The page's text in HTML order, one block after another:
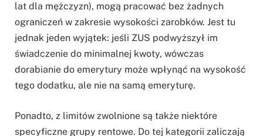
lat dla mężczyzn), mogą pracować bez żadnych
ograniczeń w zakresie wysokości zarobków. Jest tu
jednak jeden wyjątek: jeśli ZUS podwyższył im
świadczenie do minimalnej kwoty, wówczas
dorabianie do emerytury może wpłynąć na wysokość
tego dodatku, ale nie na samą emeryturę.
Ponadto, z limitów zwolnione są także niektóre
specyficzne grupy rentowe. Do tej kategorii zaliczają